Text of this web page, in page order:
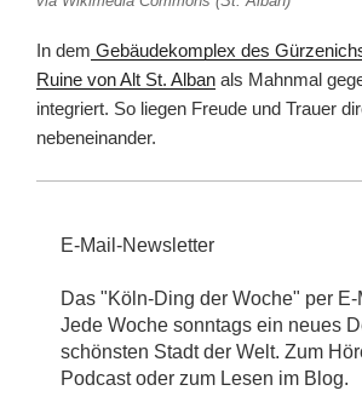
In dem Gebäudekomplex des
Ruine von Alt St. Alban als Mahnmal
integriert. So liegen Freude und Trauer
nebeneinander.
E-Mail-Newsletter
Das "Köln-Ding der Woche" per
Jede Woche sonntags ein neues
schönsten Stadt der Welt. Zum
Podcast oder zum Lesen im Blog.